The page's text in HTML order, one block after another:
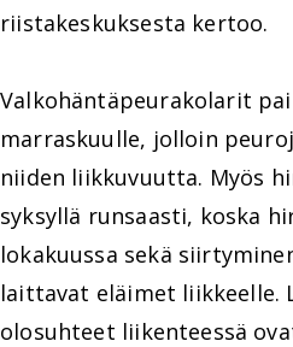
riistakeskuksesta kertoo.
Valkohäntäpeurakolarit
marraskuulle, jolloin
niiden liikkuvuutta. Myös
syksyllä runsaasti, koska
lokakuussa sekä
laittavat eläimet liikkeelle.
olosuhteet liikenteessä